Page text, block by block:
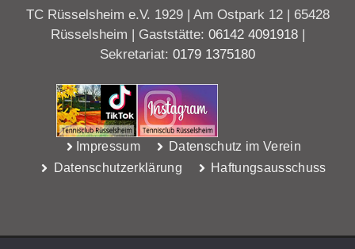
TC Rüsselsheim e.V. 1929 | Am Ostpark 12 | 65428
Rüsselsheim | Gaststätte: 06142 4091918|
Sekretariat: 0179 1375180
Impressum
Datenschutz im Verein
Datenschutzerklärung
Haftungsausschuss